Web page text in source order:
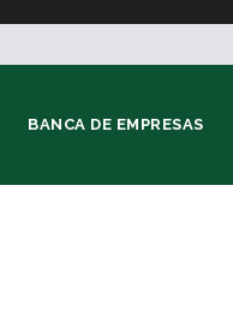
BANCA DE EMPRESAS